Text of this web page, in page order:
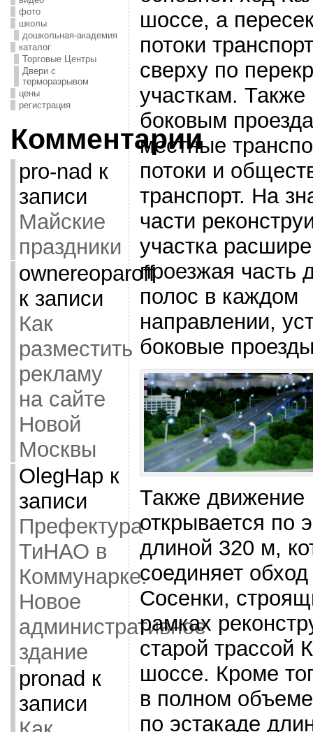
фото
школы
дошкольная-академия
каталог
Торговые Центры
Двери с
терморазрывом
цены
регистрация
Комментарии
pro-nad к
записи
Майские
праздники
ownereoparoff
к записи
Как
разместить
рекламу
на сайте
Новой
Москвы
OlegHap к
записи
Префектура
ТиНАО в
Коммунарке.
Новое
административное
здание
pronad к
записи
шоссе, а
потоки
сверху по
участкам. Также
боковым
местные
потоки и
транспорт. На
части
участка
проезжая часть
полос в каждом
направлении,
боковые
Также движение
открывается по
длиной 320 м,
соединяет
Сосенки,
рамках
старой трассой
шоссе. Кроме
в полном
по эстакаде